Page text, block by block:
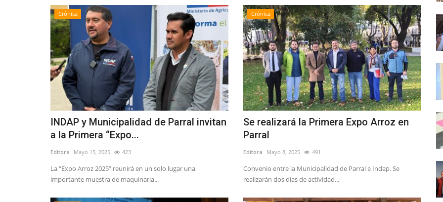
Crónica
INDAP y Municipalidad de Parral invitan
a la Primera “Expo...
Editora Mayo 15, 2025 423
La “Expo Arroz 2025” reunirá en un solo lugar una
importante muestra de maquinaria...
Crónica
Se realizará la Primera Expo Arroz en
Parral
Editora Mayo 8, 2025 491
Convenio entre la Municipalidad de Parral e Indap. Se
realizarán dos días de actividad...